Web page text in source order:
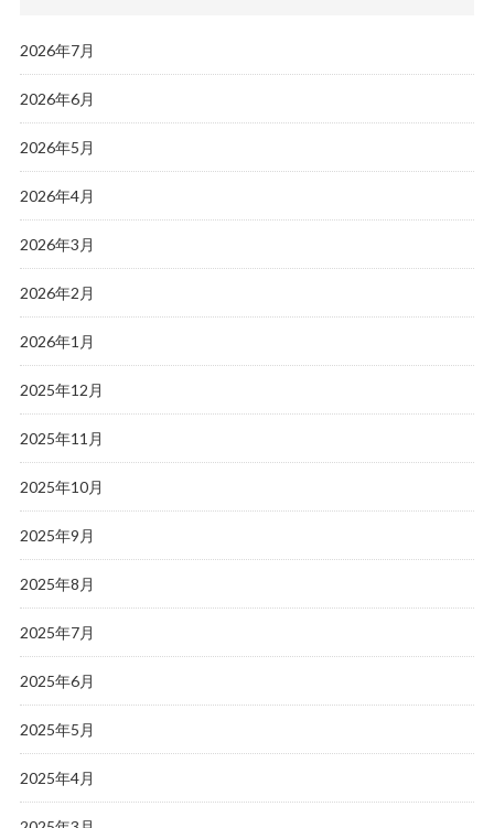
2026年7月
2026年6月
2026年5月
2026年4月
2026年3月
2026年2月
2026年1月
2025年12月
2025年11月
2025年10月
2025年9月
2025年8月
2025年7月
2025年6月
2025年5月
2025年4月